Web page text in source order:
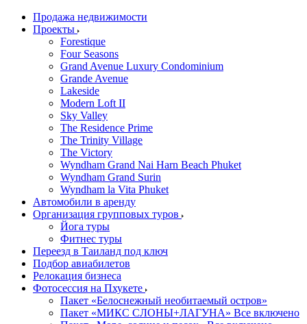
Продажа недвижимости
Проекты
Forestique
Four Seasons
Grand Avenue Luxury Condominium
Grande Avenue
Lakeside
Modern Loft II
Sky Valley
The Residence Prime
The Trinity Village
The Victory
Wyndham Grand Nai Harn Beach Phuket
Wyndham Grand Surin
Wyndham la Vita Phuket
Автомобили в аренду
Организация групповых туров
Йога туры
Фитнес туры
Переезд в Таиланд под ключ
Подбор авиабилетов
Релокация бизнеса
Фотоcессия на Пхукете
Пакет «Белоснежный необитаемый остров»
Пакет «МИКС СЛОНЫ+ЛАГУНА» Все включено